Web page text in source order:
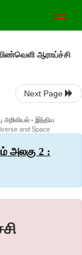
ஆராய்ச்சி
Next Page
- இந்திய
and Space
அலகு 2 :